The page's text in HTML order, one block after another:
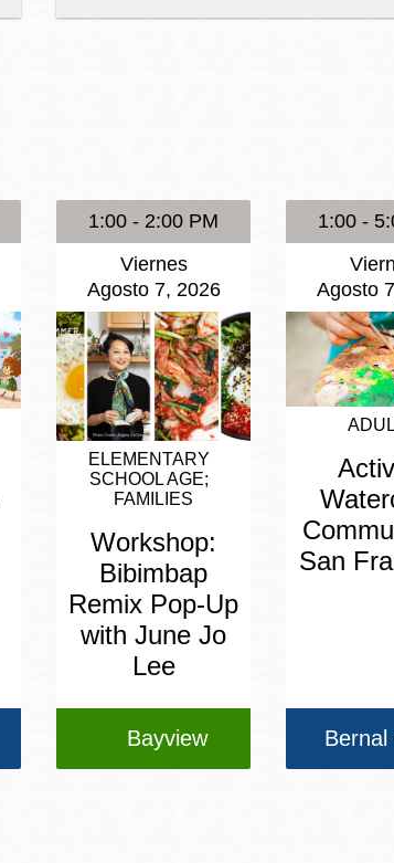
Presidio
Bibliotecas
Ambulantes
1:00 - 2:00 PM
Viernes
Agosto 7, 2026
ELEMENTARY
SCHOOL AGE
FAMILIES
Workshop:
Bibimbap
Remix Pop-Up
with June Jo
Lee
Bayview
1:00 -
Agosto
San
Bernal